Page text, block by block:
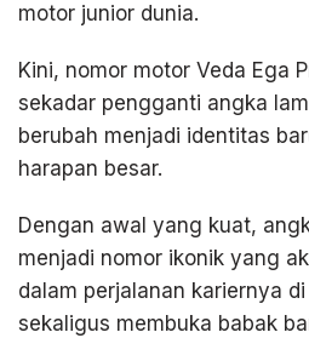
motor junior dunia.
Kini, nomor motor Veda Ega
sekadar pengganti angka
berubah menjadi identitas
harapan besar.
Dengan awal yang kuat,
menjadi nomor ikonik yang
dalam perjalanan kariernya
sekaligus membuka babak